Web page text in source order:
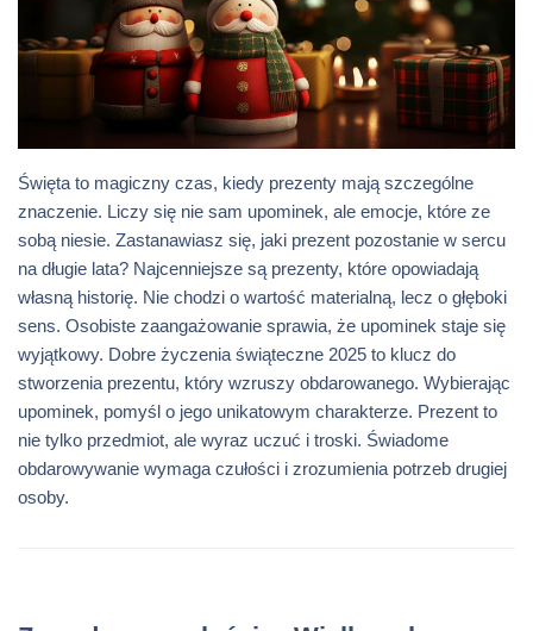
Święta to magiczny czas, kiedy prezenty mają szczególne
znaczenie. Liczy się nie sam upominek, ale emocje, które ze
sobą niesie. Zastanawiasz się, jaki prezent pozostanie w sercu
na długie lata? Najcenniejsze są prezenty, które opowiadają
własną historię. Nie chodzi o wartość materialną, lecz o głęboki
sens. Osobiste zaangażowanie sprawia, że upominek staje się
wyjątkowy. Dobre życzenia świąteczne 2025 to klucz do
stworzenia prezentu, który wzruszy obdarowanego. Wybierając
upominek, pomyśl o jego unikatowym charakterze. Prezent to
nie tylko przedmiot, ale wyraz uczuć i troski. Świadome
obdarowywanie wymaga czułości i zrozumienia potrzeb drugiej
osoby.